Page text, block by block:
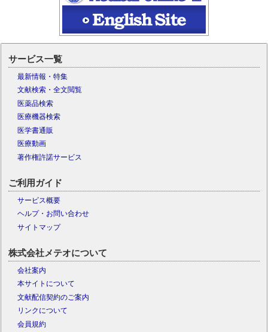
サービス一覧
最新情報・特集
文献検索・全文閲覧
医薬品検索
医療機器検索
医学書通販
医療動画
著作権許諾サービス
ご利用ガイド
サービス概要
ヘルプ・お問い合わせ
サイトマップ
株式会社メテオについて
会社案内
本サイトについて
文献配信契約のご案内
リンクについて
会員規約